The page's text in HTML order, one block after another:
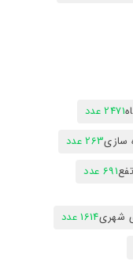
2471 عدد
سازی263 عدد
691 عدد
شهری1614 عدد